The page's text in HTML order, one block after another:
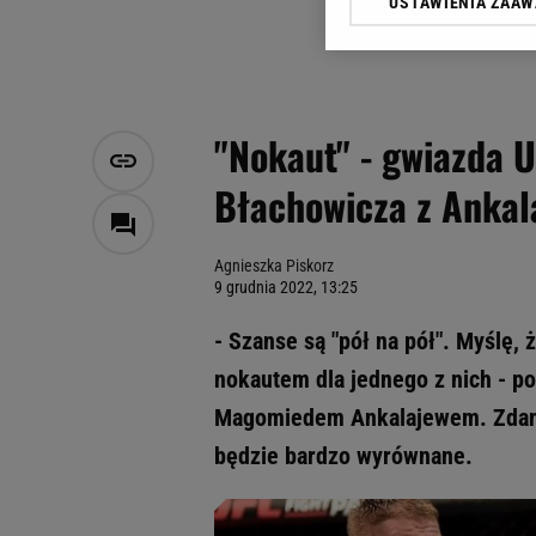
"Nokaut" - gwiazda
Błachowicza z
Agnieszka Piskorz
9 grudnia 2022, 13:25
- Szanse są "pół na pół".
nokautem dla jednego z nich -
Magomiedem Ankalajewem.
będzie bardzo wyrównane.
Klikając „Akceptuję”
Zaufanych Partnerów i
My, nasi Zaufani
Użycie dokładnych
Przechowywanie